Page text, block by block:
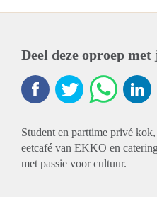
Deel deze oproep
Student en parttime privé
eetcafé van EKKO en
met passie voor cultuur.